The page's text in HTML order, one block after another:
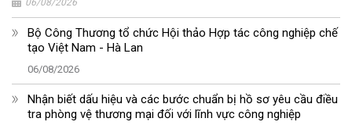
06/08/2026
Bộ Công Thương tổ chức Hội thảo Hợp tác công nghiệp chế
tạo Việt Nam - Hà Lan
06/08/2026
Nhận biết dấu hiệu và các bước chuẩn bị hồ sơ yêu cầu điều
tra phòng vệ thương mại đối với lĩnh vực công nghiệp